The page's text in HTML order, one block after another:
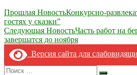
Навигация
по
записям
Прошлая НовостьКонкурсно-
гостях у сказки”
Следующая НовостьЧасть работ на
завершатся до ноября
Версия сайта для
Search